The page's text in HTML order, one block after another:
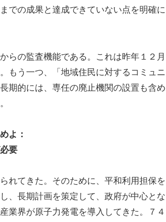
での成果と達成できていない点を明確に
らの監査機能である。これは昨年１２月
もう一つ、「地域住民に対するコミュニ
期的には、専任の廃止機関の設置も含め
よ：
要
れてきた。そのために、平和利用担保を
、長期計画を策定して、政府が中心とな
業界が原子力発電を導入してきた。７４